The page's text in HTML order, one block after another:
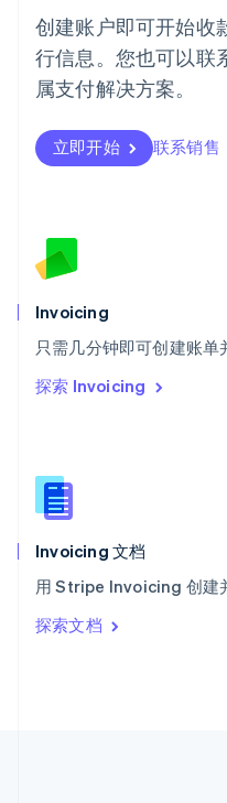
创建账户即可开始收
行信息。您也可以联
属支付解决方案。
立即开始 联系销售
Invoicing
只需几分钟即可创建账
探索 Invoicing
Invoicing 文档
用 Stripe Invoicing 创建
探索文档
日本
日本語 English
瑞典
SvenskaEnglish
Deutsch FrançaisItaliano
塞浦路斯
English
ไทยEnglish
希腊
English
西班牙
新西兰
English
匈牙利
English
ItalianoEnglish
印度
English